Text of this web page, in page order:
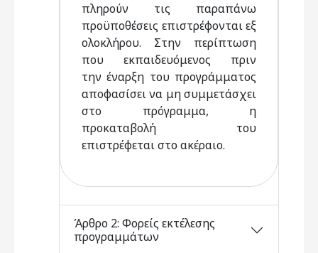
πληρούν τις παραπάνω
προϋποθέσεις επιστρέφονται εξ
ολοκλήρου. Στην περίπτωση
που εκπαιδευόμενος πριν
την έναρξη του προγράμματος
αποφασίσει να μη συμμετάσχει
στο πρόγραμμα, η
προκαταβολή του
επιστρέφεται στο ακέραιο.
Άρθρο 2: Φορείς εκτέλεσης
προγραμμάτων